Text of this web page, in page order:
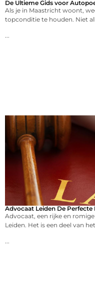
De Ultieme Gids voor
Als je in Maastricht woont,
topconditie te houden. Niet
Advocaat Leiden De
Advocaat, een rijke en
Leiden. Het is een deel van